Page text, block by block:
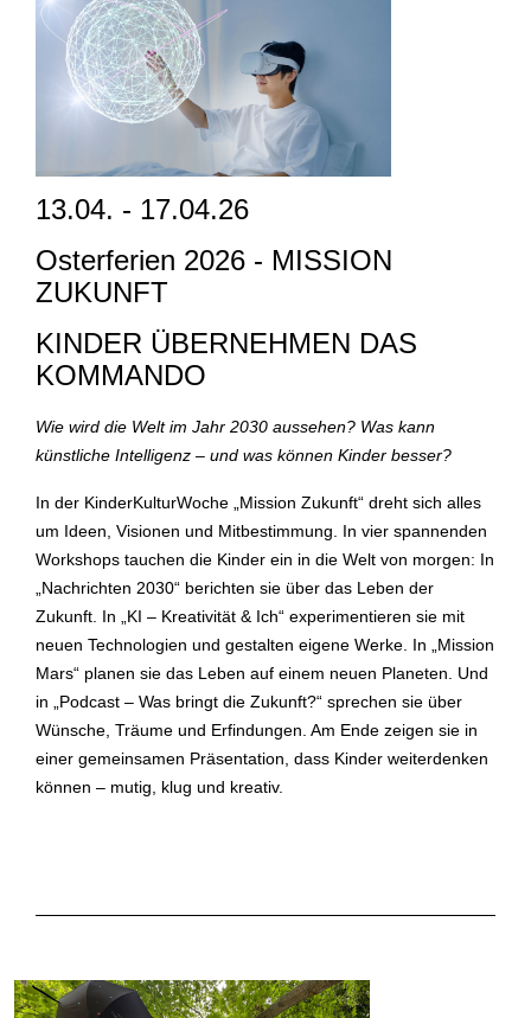
13.04. - 17.04.26
Osterferien 2026 - MISSION
ZUKUNFT
KINDER ÜBERNEHMEN DAS
KOMMANDO
Wie wird die Welt im Jahr 2030 aussehen? Was kann
künstliche Intelligenz – und was können Kinder besser?
In der KinderKulturWoche „Mission Zukunft“ dreht sich alles
um Ideen, Visionen und Mitbestimmung. In vier spannenden
Workshops tauchen die Kinder ein in die Welt von morgen: In
„Nachrichten 2030“ berichten sie über das Leben der
Zukunft. In „KI – Kreativität & Ich“ experimentieren sie mit
neuen Technologien und gestalten eigene Werke. In „Mission
Mars“ planen sie das Leben auf einem neuen Planeten. Und
in „Podcast – Was bringt die Zukunft?“ sprechen sie über
Wünsche, Träume und Erfindungen. Am Ende zeigen sie in
einer gemeinsamen Präsentation, dass Kinder weiterdenken
können – mutig, klug und kreativ.